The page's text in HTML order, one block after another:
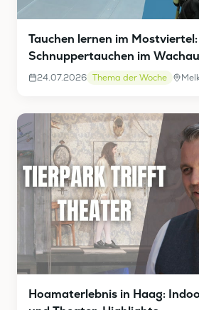
Tauchen lernen im Mostviertel:
Schnuppertauchen im
24.07.2026 Thema der Woche
Hoamaterlebnis in Haag: